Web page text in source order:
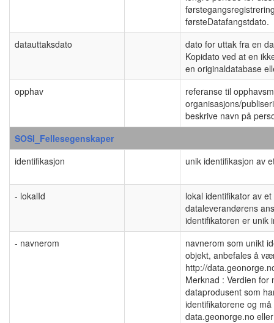
førsteDatafangstdato.
datauttaksdato
dato for uttak fra en
Kopidato ved at en
en originaldatabase
opphav
referanse til
organisasjons/
beskrive navn på
SOSI_Fellesegenskaper
identifikasjon
unik identifikasjon av
- lokalId
lokal identifikator av
dataleverandørens
identifikatoren er unik
- navnerom
navnerom som unikt
objekt, anbefales å
http://
Merknad : Verdien for
dataprodusent som
identifikatorene og
data.geonorge.no